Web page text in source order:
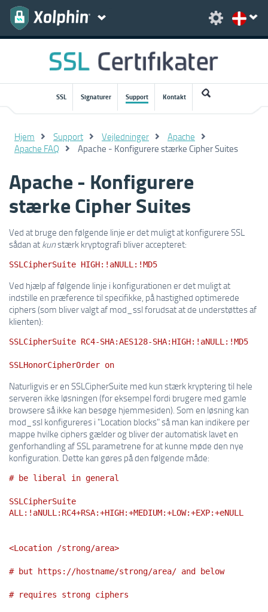
SSL Signaturer Support Kontakt
Hjem Support Vejledninger
Apache
Apache FAQ
Apache - Konfigurere stærke Cipher Suites
Apache - Konfigurere
stærke Cipher Suites
Ved at bruge den følgende linje er det muligt at konfigurere SSL
sådan at kunstærk kryptografi bliver accepteret:
SSLCipherSuite HIGH:!aNULL:!MD5
Ved hjælp af følgende linje i konfigurationen er det muligt at
indstille en præference til specifikke, på hastighed optimerede
ciphers (som bliver valgt af mod_ssl forudsat at de understøttes af
klienten):
SSLCipherSuite RC4-SHA:AES128-SHA:HIGH:!aNULL:!MD5
SSLHonorCipherOrder on
Naturligvis er en SSLCipherSuite med kun stærk kryptering til hele
serveren ikke løsningen (for eksempel fordi brugere med gamle
browsere så ikke kan besøge hjemmesiden). Som en løsning kan
mod_ssl konfigureres i "Location blocks" så man kan indikere per
mappe hvilke ciphers gælder og bliver der automatisk lavet en
genforhandling af SSL parametrene for at kunne møde den nye
konfiguration. Dette kan gøres på den følgende måde:
# be liberal in general
SSLCipherSuite
ALL:!aNULL:RC4+RSA:+HIGH:+MEDIUM:+LOW:+EXP:+eNULL
<Location /strong/area>
# but https://hostname/strong/area/ and below
# requires strong ciphers